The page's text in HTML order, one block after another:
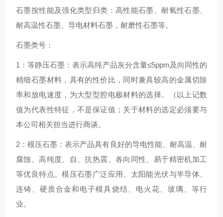
石墨按性能及强化类型归类：高性能石墨、耐氧性石墨、
耐高温性石墨、导电材料石墨，耐磨性石墨等。
石墨类号：
1：等静压石墨：表示高纯产品灰分含量≤5ppm及向同性的
精细石墨材料，具有的性价比，同时兼具较高的金属切除
率和放电速度，为大型型腔电极材料的选择。（以上记数
值为代表性特征，不是保证值；关于材料的选定必须要与
本公司相关担当进行商谈。
2：模压石墨：表示产品具有良好的导电性能、耐高温、耐
腐蚀、高纯度、自、抗热震、各向同性、易于精密机加工
等优良特点。模压石墨广泛应用、太阳能光伏与半导体、
连铸、硬质合金和电子模具烧结、电火花、玻璃、等行
业。